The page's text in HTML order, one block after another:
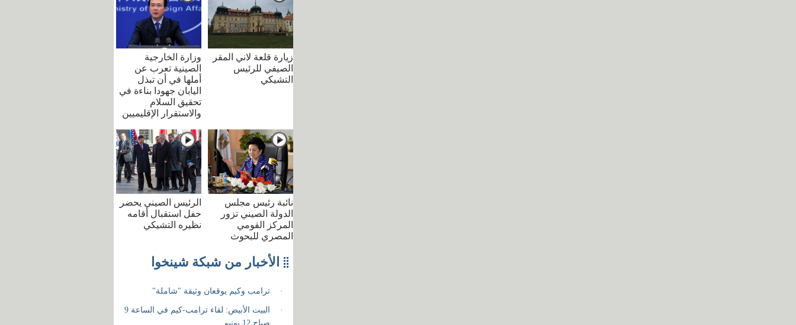
وزارة الخارجية
الصينية تعرب عن
أملها في أن تبذل
اليابان جهودا بناءة في
تحقيق السلام
والاستقرار الإقليميين
زيارة قلعة لاني المقر
الصيفي للرئيس
التشيكي
الرئيس الصيني يحضر
حفل استقبال أقامه
نظيره التشيكي
نائبة رئيس مجلس
الدولة الصيني تزور
المركز القومي
المصري للبحوث